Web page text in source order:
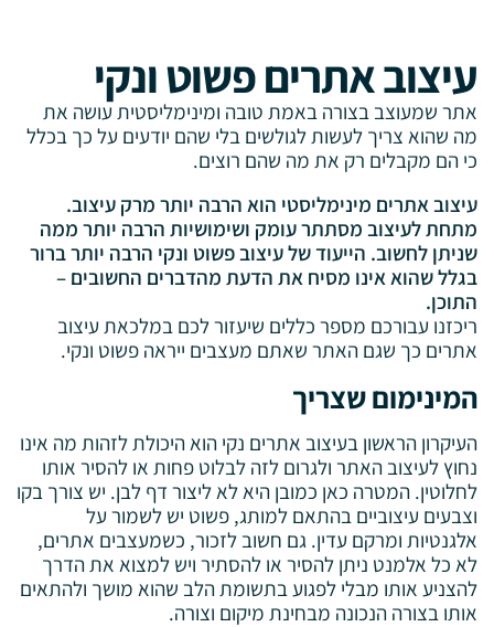
עיצוב אתרים פשוט ונקי
אתר שמעוצב בצורה באמת טובה ומינימליסטית עושה את
מה שהוא צריך לעשות לגולשים בלי שהם יודעים על כך בכלל
כי הם מקבלים רק את מה שהם רוצים.
עיצוב אתרים מינימליסטי הוא הרבה יותר מרק עיצוב.
מתחת לעיצוב מסתתר עומק ושימושיות הרבה יותר ממה
שניתן לחשוב. הייעוד של עיצוב פשוט ונקי הרבה יותר ברור
בגלל שהוא אינו מסיח את הדעת מהדברים החשובים –
התוכן.
ריכזנו עבורכם מספר כללים שיעזור לכם במלכאת עיצוב
אתרים כך שגם האתר שאתם מעצבים ייראה פשוט ונקי.
המינימום שצריך
העיקרון הראשון בעיצוב אתרים נקי הוא היכולת לזהות מה אינו
נחוץ לעיצוב האתר ולגרום לזה לבלוט פחות או להסיר אותו
לחלוטין. המטרה כאן כמובן היא לא ליצור דף לבן. יש צורך בקו
וצבעים עיצוביים בהתאם למותג, פשוט יש לשמור על
אלגנטיות ומרקם עדין. גם חשוב לזכור, כשמעצבים אתרים,
לא כל אלמנט ניתן להסיר או להסתיר ויש למצוא את הדרך
להצניע אותו מבלי לפגוע בתשומת הלב שהוא מושך ולהתאים
אותו בצורה הנכונה מבחינת מיקום וצורה.